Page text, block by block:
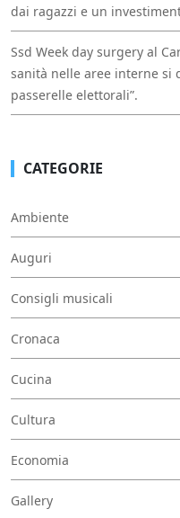
dai ragazzi e un
Ssd Week day surgery al
sanità nelle aree interne si
passerelle elettorali”.
CATEGORIE
Ambiente
Auguri
Consigli musicali
Cronaca
Cucina
Cultura
Economia
Gallery